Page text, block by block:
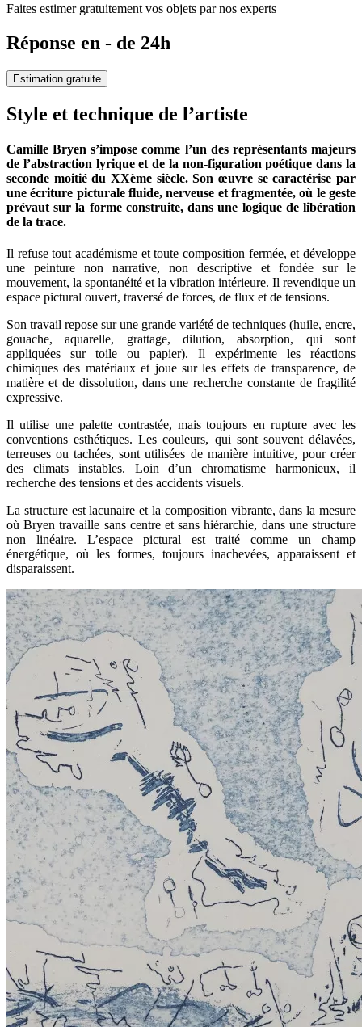
Faites estimer gratuitement vos objets par nos experts
Réponse en - de 24h
Estimation gratuite
Style et technique de l’artiste
Camille Bryen s’impose comme l’un des représentants majeurs
de l’abstraction lyrique et de la non-figuration poétique dans la
seconde moitié du XXème siècle. Son œuvre se caractérise par
une écriture picturale fluide, nerveuse et fragmentée, où le geste
prévaut sur la forme construite, dans une logique de libération
de la trace.
Il refuse tout académisme et toute composition fermée, et développe
une peinture non narrative, non descriptive et fondée sur le
mouvement, la spontanéité et la vibration intérieure. Il revendique un
espace pictural ouvert, traversé de forces, de flux et de tensions.
Son travail repose sur une grande variété de techniques (huile, encre,
gouache, aquarelle, grattage, dilution, absorption, qui sont
appliquées sur toile ou papier). Il expérimente les réactions
chimiques des matériaux et joue sur les effets de transparence, de
matière et de dissolution, dans une recherche constante de fragilité
expressive.
Il utilise une palette contrastée, mais toujours en rupture avec les
conventions esthétiques. Les couleurs, qui sont souvent délavées,
terreuses ou tachées, sont utilisées de manière intuitive, pour créer
des climats instables. Loin d’un chromatisme harmonieux, il
recherche des tensions et des accidents visuels.
La structure est lacunaire et la composition vibrante, dans la mesure
où Bryen travaille sans centre et sans hiérarchie, dans une structure
non linéaire. L’espace pictural est traité comme un champ
énergétique, où les formes, toujours inachevées, apparaissent et
disparaissent.